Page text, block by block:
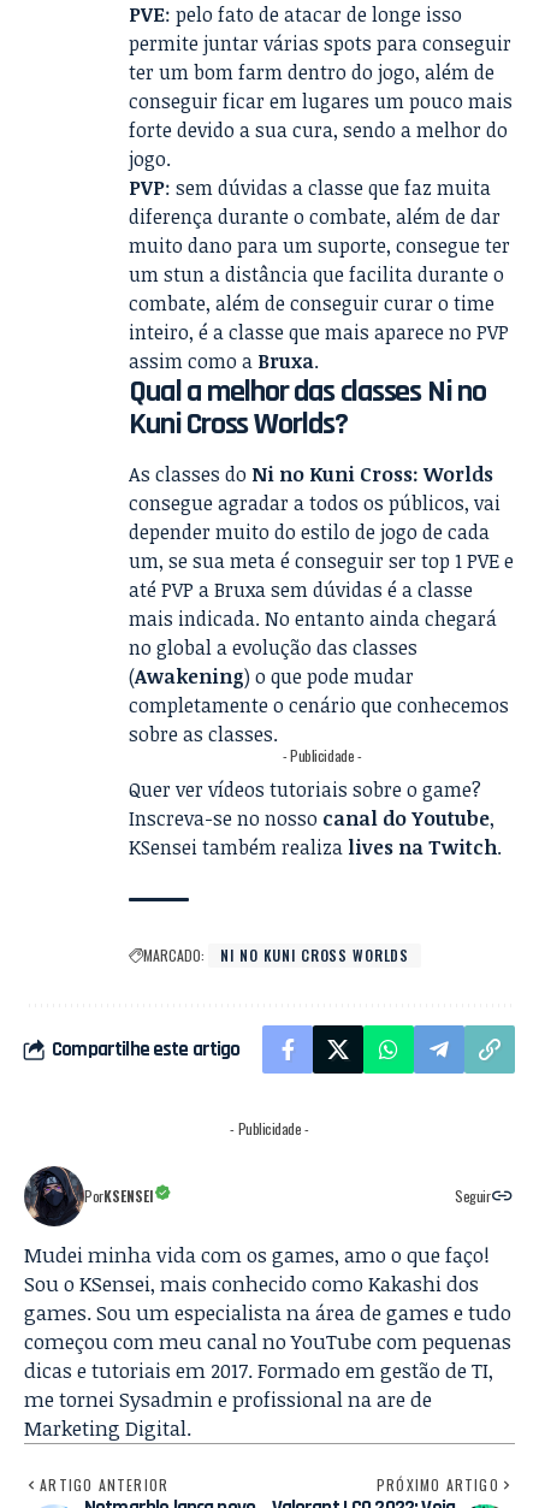
PVE: pelo fato de atacar de longe isso
permite juntar várias spots para conseguir
ter um bom farm dentro do jogo, além de
conseguir ficar em lugares um pouco mais
forte devido a sua cura, sendo a melhor do
jogo.
PVP: sem dúvidas a classe que faz muita
diferença durante o combate, além de dar
muito dano para um suporte, consegue ter
um stun a distância que facilita durante o
combate, além de conseguir curar o time
inteiro, é a classe que mais aparece no PVP
assim como a Bruxa.
Qual a melhor das classes Ni no
Kuni Cross Worlds?
As classes do Ni no Kuni Cross: Worlds
consegue agradar a todos os públicos, vai
depender muito do estilo de jogo de cada
um, se sua meta é conseguir ser top 1 PVE e
até PVP a Bruxa sem dúvidas é a classe
mais indicada. No entanto ainda chegará
no global a evolução das classes
(Awakening) o que pode mudar
completamente o cenário que conhecemos
sobre as classes.
- Publicidade -
Quer ver vídeos tutoriais sobre o game?
Inscreva-se no nosso canal do Youtube,
KSensei também realiza lives na Twitch.
MARCADO: NI NO KUNI CROSS WORLDS
Compartilhe este artigo
- Publicidade -
PorKSENSEI Seguir
Mudei minha vida com os games, amo o que faço!
Sou o KSensei, mais conhecido como Kakashi dos
games. Sou um especialista na área de games e tudo
começou com meu canal no YouTube com pequenas
dicas e tutoriais em 2017. Formado em gestão de TI,
me tornei Sysadmin e profissional na are de
Marketing Digital.
ARTIGO ANTERIOR PRÓXIMO ARTIGO